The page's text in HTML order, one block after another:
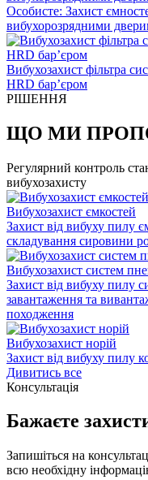
Особисте: Захист
вибухорозрядними
Вибухозахист фільтра
HRD бар’єром
РІШЕННЯ
ЩО МИ
Регулярний контроль
вибухозахисту
Вибухозахист ємкостей
Захист від вибуху пилу
складування сировини
Вибухозахист систем
Захист від вибуху пилу
завантаження та
походження
Вибухозахист норій
Захист від вибуху пилу
Дивитись все
Консультація
Бажаєте
Запишіться на
всю необхідну